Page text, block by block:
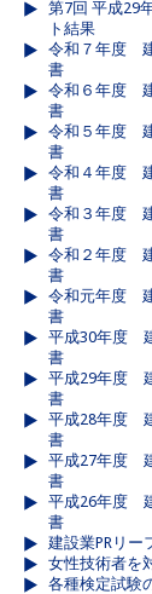
第7回 平成29
ト結果
令和７年度
書
令和６年度
書
令和５年度
書
令和４年度
書
令和３年度
書
令和２年度
書
令和元年度
書
平成30年度
書
平成29年度
書
平成28年度
書
平成27年度
書
平成26年度
書
建設業PRリー
女性技術者を
各種検定試験